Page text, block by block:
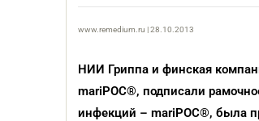
www.remedium.ru | 28.10.2013
НИИ Гриппа и финская
mariPOC®, подписали
инфекций – mariPOC®, была